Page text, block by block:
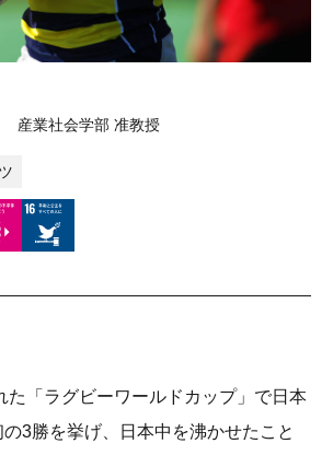
産業社会学部 准教授
た「ラグビーワールドカップ」で日本
3勝を挙げ、日本中を沸かせたこと